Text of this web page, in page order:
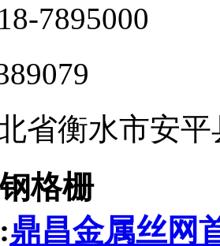
7895000
省衡水市安
格栅
鼎昌金属丝网